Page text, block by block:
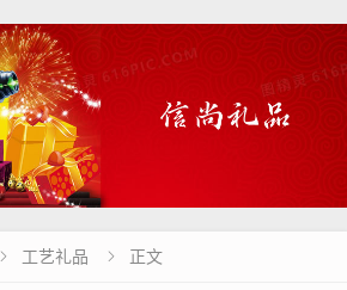
 工艺礼品  正文